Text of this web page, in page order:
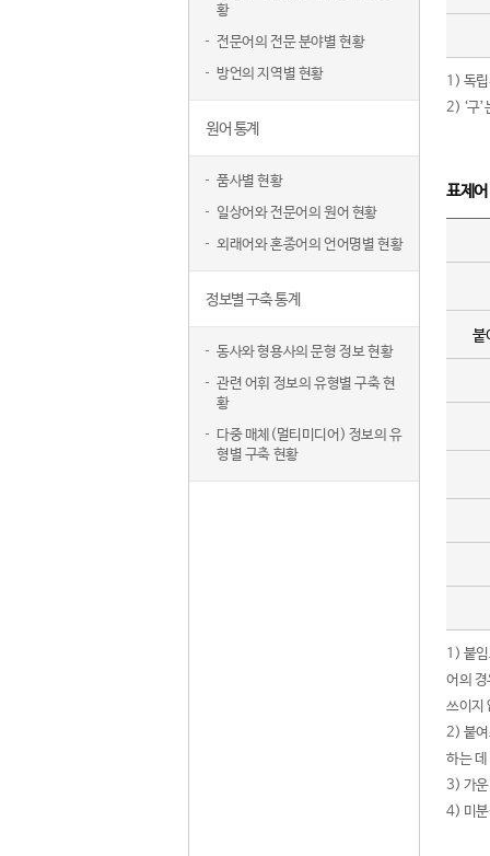
황
전문어의 전문 분야별 현황
방언의 지역별 현황
원어 통계
품사별 현황
일상어와 전문어의 원어 현황
외래어와 혼종어의 언어명별 현황
정보별 구축 통계
동사와 형용사의 문형 정보 현황
관련 어휘 정보의 유형별 구축 현
황
다중 매체(멀티미디어) 정보의 유
형별 구축 현황
1) 독립
2) ‘구
표제
붙
1) 붙
어의
쓰이지
2) 붙여
하는
3) 가운
4) 미분